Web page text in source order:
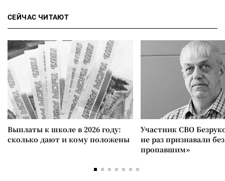
СЕЙЧАС ЧИТАЮТ
Выплаты к школе в 2026 году:
сколько дают и кому положены
Участник СВО
не раз признавали
пропавшим»